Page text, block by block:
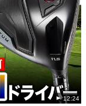
12:24